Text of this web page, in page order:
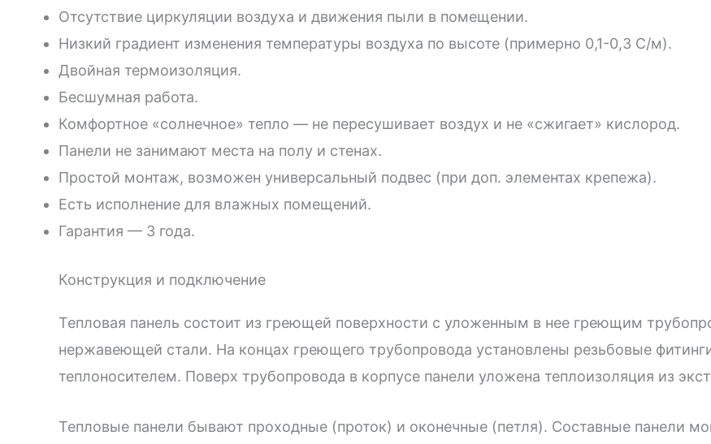
Отсутствие циркуляции воздуха и движения пыли в помещении.
Низкий градиент изменения температуры воздуха по высоте (примерно 0,1-0,3 C/м).
Двойная термоизоляция.
Бесшумная работа.
Комфортное «солнечное» тепло — не пересушивает воздух и не «сжигает» кислород.
Панели не занимают места на полу и стенах.
Простой монтаж, возможен универсальный подвес (при доп. элементах крепежа).
Есть исполнение для влажных помещений.
Гарантия — 3 года.
Конструкция и подключение
Тепловая панель состоит из греющей поверхности с уложенным в нее греющим
нержавеющей стали. На концах греющего трубопровода установлены резьбовые
теплоносителем. Поверх трубопровода в корпусе панели уложена теплоизоляция из
Тепловые панели бывают проходные (проток) и оконечные (петля). Составные панели